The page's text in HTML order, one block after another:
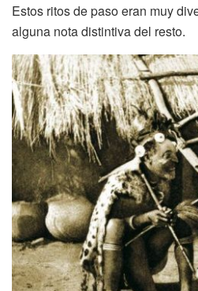
Estos ritos de paso eran muy
alguna nota distintiva del resto.